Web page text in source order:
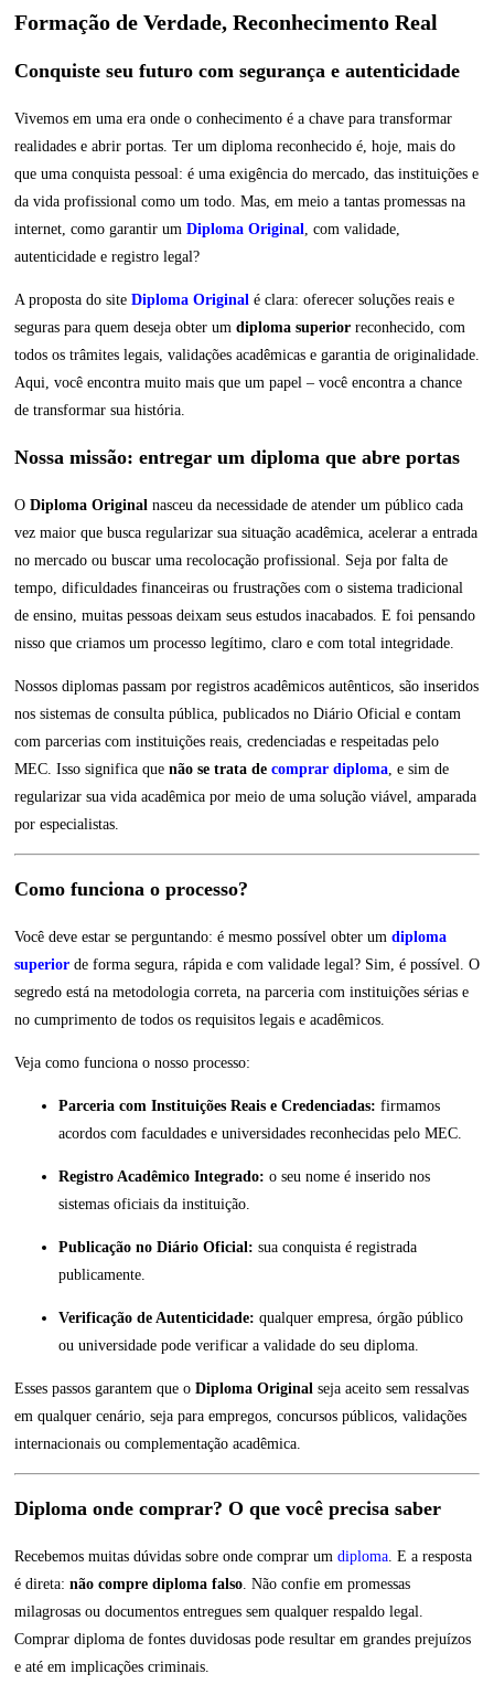
Formação de Verdade, Reconhecimento Real
Conquiste seu futuro com segurança e autenticidade
Vivemos em uma era onde o conhecimento é a chave para transformar
realidades e abrir portas. Ter um diploma reconhecido é, hoje, mais do
que uma conquista pessoal: é uma exigência do mercado, das instituições e
da vida profissional como um todo. Mas, em meio a tantas promessas na
internet, como garantir um Diploma Original , com validade,
autenticidade e registro legal?
A proposta do site Diploma Original é clara: oferecer soluções reais e
seguras para quem deseja obter um diploma superior reconhecido, com
todos os trâmites legais, validações acadêmicas e garantia de originalidade.
Aqui, você encontra muito mais que um papel – você encontra a chance
de transformar sua história.
Nossa missão: entregar um diploma que abre portas
O Diploma Original nasceu da necessidade de atender um público cada
vez maior que busca regularizar sua situação acadêmica, acelerar a entrada
no mercado ou buscar uma recolocação profissional. Seja por falta de
tempo, dificuldades financeiras ou frustrações com o sistema tradicional
de ensino, muitas pessoas deixam seus estudos inacabados. E foi pensando
nisso que criamos um processo legítimo, claro e com total integridade.
Nossos diplomas passam por registros acadêmicos autênticos, são inseridos
nos sistemas de consulta pública, publicados no Diário Oficial e contam
com parcerias com instituições reais, credenciadas e respeitadas pelo
MEC. Isso significa que não se trata de comprar diploma , e sim de
regularizar sua vida acadêmica por meio de uma solução viável, amparada
por especialistas.
Como funciona o processo?
Você deve estar se perguntando: é mesmo possível obter um diploma
superior de forma segura, rápida e com validade legal? Sim, é possível. O
segredo está na metodologia correta, na parceria com instituições sérias e
no cumprimento de todos os requisitos legais e acadêmicos.
Veja como funciona o nosso processo:
Parceria com Instituições Reais e Credenciadas: firmamos
acordos com faculdades e universidades reconhecidas pelo MEC.
Registro Acadêmico Integrado: o seu nome é inserido nos
sistemas oficiais da instituição.
Publicação no Diário Oficial: sua conquista é registrada
publicamente.
Verificação de Autenticidade: qualquer empresa, órgão público
ou universidade pode verificar a validade do seu diploma.
Esses passos garantem que o Diploma Original seja aceito sem ressalvas
em qualquer cenário, seja para empregos, concursos públicos, validações
internacionais ou complementação acadêmica.
Diploma onde comprar? O que você precisa saber
Recebemos muitas dúvidas sobre onde comprar um diploma . E a resposta
é direta: não compre diploma falso . Não confie em promessas
milagrosas ou documentos entregues sem qualquer respaldo legal.
Comprar diploma de fontes duvidosas pode resultar em grandes prejuízos
e até em implicações criminais.